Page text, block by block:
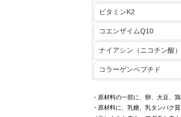
ビタミンK2
コエンザイムQ10
ナイアシン（ニコチン酸）
コラーゲンペプチド
・原材料の一部に、卵、大豆、
・原材料に、乳糖、乳タンパク